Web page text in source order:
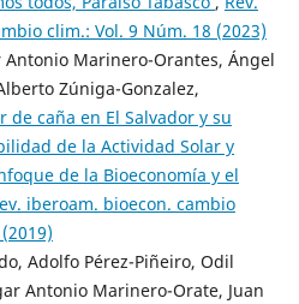
clim.: Vol. 9 Núm. 18 (2023)
Antonio Marinero-Orantes, Ángel
Zúniga-Gonzalez,
de caña en El Salvador y su
de la Actividad Solar y
de la Bioeconomía y el
iberoam. bioecon. cambio
Adolfo Pérez-Piñeiro, Odil
Antonio Marinero-Orate, Juan